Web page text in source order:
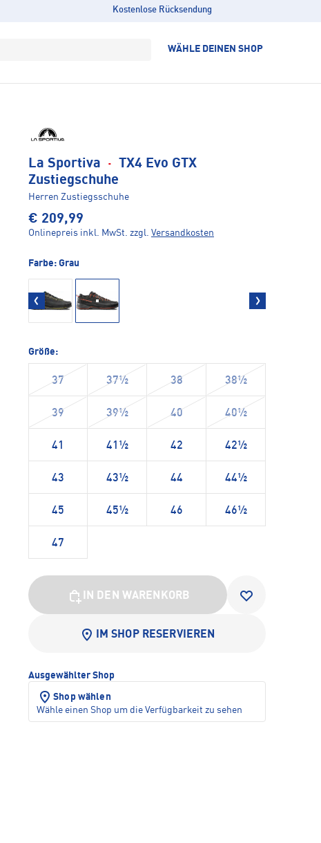
Kostenlose Rücksendung
WÄHLE DEINEN SHOP
La Sportiva ·
TX4 Evo GTX
Zustiegschuhe
Herren Zustiegsschuhe
€ 209,99
Onlinepreis inkl. MwSt. zzgl. Versandkosten
Farbe: Grau
Größe:
37 37½ 38 38½
39 39½ 40 40½
41 41½ 42 42½
43 43½ 44 44½
45 45½ 46 46½
47
IN DEN WARENKORB
IM SHOP RESERVIEREN
Ausgewählter Shop
Shop wählen
Wähle einen Shop um die Verfügbarkeit zu sehen